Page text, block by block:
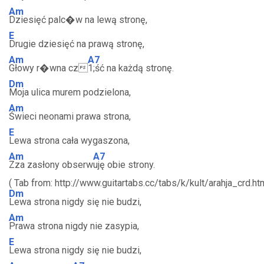
Am
Dziesięć palc�w na lewą stronę,
E
Drugie dziesięć na prawą stronę,
Am
Głowy r�wna cz
A7
1;ść na każdą stronę.
Dm
Moja ulica murem podzielona,
Am
Świeci neonami prawa strona,
E
Lewa strona cała wygaszona,
Am
Zza zasłony obserw
A7
uję obie strony.
( Tab from: http://www.guitartabs.cc/tabs/k/kult/
Dm
Lewa strona nigdy się nie budzi,
Am
Prawa strona nigdy nie zasypia,
E
Lewa strona nigdy się nie budzi,